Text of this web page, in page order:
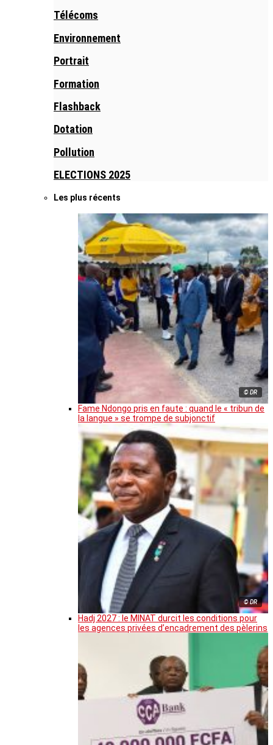
Télécoms
Environnement
Portrait
Formation
Flashback
Dotation
Pollution
ELECTIONS 2025
Les plus récents
© DR
Fame Ndongo pris en faute : quand le « tribun de
la langue » se trompe de subjonctif
© DR
Hadj 2027 : le MINAT durcit les conditions pour
les agences privées d’encadrement des pèlerins